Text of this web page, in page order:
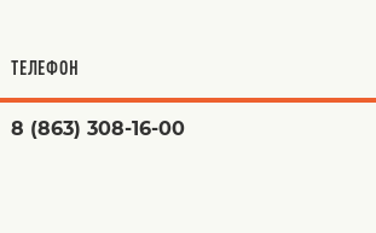
ТЕЛЕФОН
8 (863) 308-16-00